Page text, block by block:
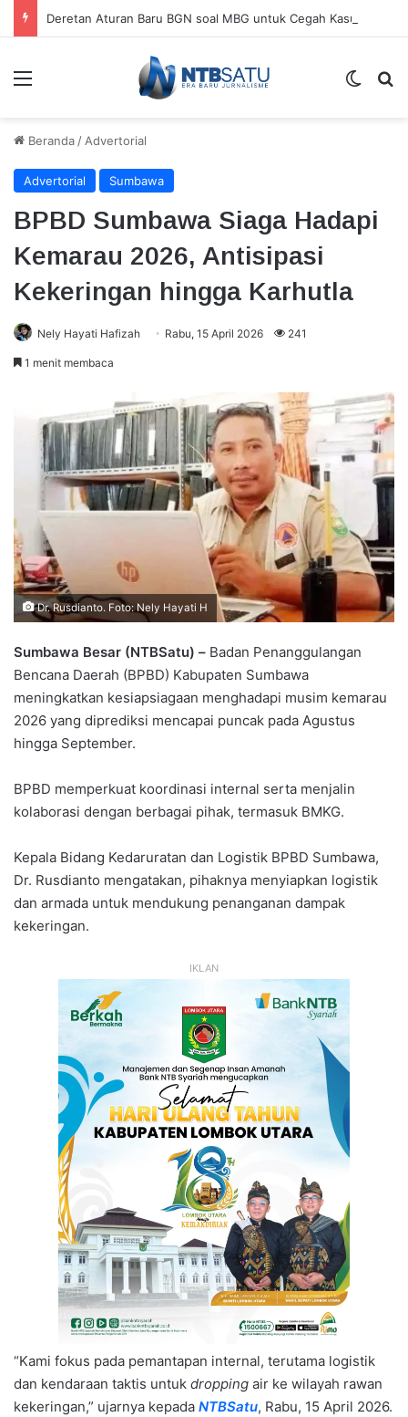
Menu
Beranda / Advertorial
Advertorial Sumbawa
BPBD Sumbawa Siaga Hadapi
Kemarau 2026, Antisipasi
Kekeringan hingga Karhutla
Nely Hayati Hafizah Rabu, 15 April 2026 241
1 menit membaca
Dr. Rusdianto. Foto: Nely Hayati H
Sumbawa Besar (NTBSatu) – Badan Penanggulangan
Bencana Daerah (BPBD) Kabupaten Sumbawa
meningkatkan kesiapsiagaan menghadapi musim kemarau
2026 yang diprediksi mencapai puncak pada Agustus
hingga September.
BPBD memperkuat koordinasi internal serta menjalin
kolaborasi dengan berbagai pihak, termasuk BMKG.
Kepala Bidang Kedaruratan dan Logistik BPBD Sumbawa,
Dr. Rusdianto mengatakan, pihaknya menyiapkan logistik
dan armada untuk mendukung penanganan dampak
kekeringan.
IKLAN
“Kami fokus pada pemantapan internal, terutama logistik
dan kendaraan taktis untuk dropping air ke wilayah rawan
kekeringan,” ujarnya kepada NTBSatu, Rabu, 15 April 2026.